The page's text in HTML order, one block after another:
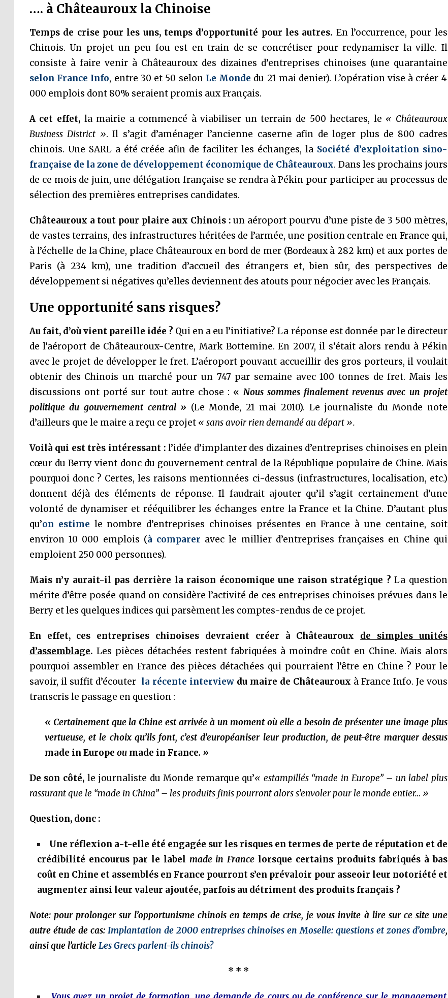
…. à Châteauroux la Chinoise
Temps de crise pour les uns, temps d’opportunité pour les autres. En l’occurrence, pour les
Chinois. Un projet un peu fou est en train de se concrétiser pour redynamiser la ville. Il
consiste à faire venir à Châteauroux des dizaines d’entreprises chinoises (une quarantaine
selon France Info, entre 30 et 50 selon Le Monde du 21 mai denier). L’opération vise à créer 4
000 emplois dont 80% seraient promis aux Français.
A cet effet, la mairie a commencé à viabiliser un terrain de 500 hectares, le « Châteauroux
Business District ». Il s’agit d’aménager l’ancienne caserne afin de loger plus de 800 cadres
chinois. Une SARL a été créée afin de faciliter les échanges, la Société d’exploitation sino-
française de la zone de développement économique de Châteauroux. Dans les prochains jours
de ce mois de juin, une délégation française se rendra à Pékin pour participer au processus de
sélection des premières entreprises candidates.
Châteauroux a tout pour plaire aux Chinois :un aéroport pourvu d’une piste de 3 500 mètres,
de vastes terrains, des infrastructures héritées de l’armée, une position centrale en France qui,
à l’échelle de la Chine, place Châteauroux en bord de mer (Bordeaux à 282 km) et aux portes de
Paris (à 234 km), une tradition d’accueil des étrangers et, bien sûr, des perspectives de
développement si négatives qu’elles deviennent des atouts pour négocier avec les Français.
Une opportunité sans risques?
Au fait, d’où vient pareille idée ? Qui en a eu l’initiative? La réponse est donnée par le directeur
de l’aéroport de Châteauroux-Centre, Mark Bottemine. En 2007, il s’était alors rendu à Pékin
avec le projet de développer le fret. L’aéroport pouvant accueillir des gros porteurs, il voulait
obtenir des Chinois un marché pour un 747 par semaine avec 100 tonnes de fret. Mais les
discussions ont porté sur tout autre chose : « Nous sommes finalement revenus avec un projet
politique du gouvernement central » (Le Monde, 21 mai 2010). Le journaliste du Monde note
d’ailleurs que le maire a reçu ce projet « sans avoir rien demandé au départ ».
Voilà qui est très intéressant : l’idée d’implanter des dizaines d’entreprises chinoises en plein
cœur du Berry vient donc du gouvernement central de la République populaire de Chine. Mais
pourquoi donc ? Certes, les raisons mentionnées ci-dessus (infrastructures, localisation, etc.)
donnent déjà des éléments de réponse. Il faudrait ajouter qu’il s’agit certainement d’une
volonté de dynamiser et rééquilibrer les échanges entre la France et la Chine. D’autant plus
qu’on estime le nombre d’entreprises chinoises présentes en France à une centaine, soit
environ 10 000 emplois (à comparer avec le millier d’entreprises françaises en Chine qui
emploient 250 000 personnes).
Mais n’y aurait-il pas derrière la raison économique une raison stratégique ? La question
mérite d’être posée quand on considère l’activité de ces entreprises chinoises prévues dans le
Berry et les quelques indices qui parsèment les comptes-rendus de ce projet.
En effet, ces entreprises chinoises devraient créer à Châteauroux de simples unités
d’assemblage. Les pièces détachées restent fabriquées à moindre coût en Chine. Mais alors
pourquoi assembler en France des pièces détachées qui pourraient l’être en Chine ? Pour le
savoir, il suffit d’écouter la récente interview du maire de Châteauroux à France Info. Je vous
transcris le passage en question :
« Certainement que la Chine est arrivée à un moment où elle a besoin de présenter une image plus
vertueuse, et le choix qu’ils font, c’est d’européaniser leur production, de peut-être marquer dessus
made in Europe oumade in France. »
De son côté, le journaliste du Monde remarque qu’« estampillés “made in Europe” – un label plus
rassurant que le “made in China” – les produits finis pourront alors s’envoler pour le monde entier… »
Question, donc :
Une réflexion a-t-elle été engagée sur les risques en termes de perte de réputation et de
crédibilité encourus par le label made in France lorsque certains produits fabriqués à bas
coût en Chine et assemblés en France pourront s’en prévaloir pour asseoir leur notoriété et
augmenter ainsi leur valeur ajoutée, parfois au détriment des produits français ?
Note: pour prolonger sur l’opportunisme chinois en temps de crise, je vous invite à lire sur ce site une
autre étude de cas: Implantation de 2000 entreprises chinoises en Moselle: questions et zones d’ombre,
ainsi que l’articleLes Grecs parlent-ils chinois?
* * *